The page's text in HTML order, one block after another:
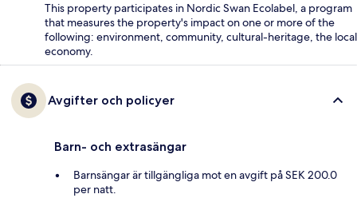
This property participates in Nordic Swan Ecolabel, a program
that measures the property's impact on one or more of the
following: environment, community, cultural-heritage, the local
economy.
Avgifter och policyer
Barn- och extrasängar
Barnsängar är tillgängliga mot en avgift på SEK 200.0
per natt.